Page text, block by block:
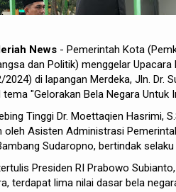
News - Pemerintah Kota
dan Politik) menggelar
di lapangan Merdeka, Jln. Dr.
"Gelorakan Bela Negara Untuk
Tinggi Dr. Moettaqien Hasrimi,
oleh Asisten Administrasi
Sudaropno, bertindak
Presiden RI Prabowo
terdapat lima nilai dasar bela